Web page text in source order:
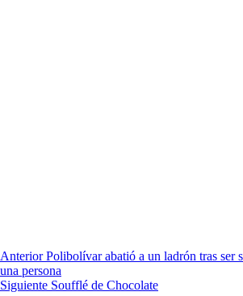
Anterior Polibolívar abatió a un ladrón tras ser
una persona
Siguiente Soufflé de Chocolate